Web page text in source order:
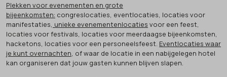
Plekken voor evenementen en grote
bijeenkomsten: congreslocaties, eventlocaties, locaties voor
manifestaties, unieke evenementenlocaties voor een feest,
locaties voor festivals, locaties voor meerdaagse bijeenkomsten,
hacketons, locaties voor een personeelsfeest. Eventlocaties waar
je kunt overnachten, of waar de locatie in een nabijgelegen hotel
kan organiseren dat jouw gasten kunnen blijven slapen.